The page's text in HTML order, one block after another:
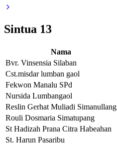
Sintua 13
Nama
Bvr. Vinsensia Silaban
Cst.misdar lumban gaol
Fekwon Manalu SPd
Nursida Lumbangaol
Reslin Gerhat Muliadi Simanullang
Rouli Dosmaria Simatupang
St Hadizah Prana Citra Habeahan
St. Harun Pasaribu